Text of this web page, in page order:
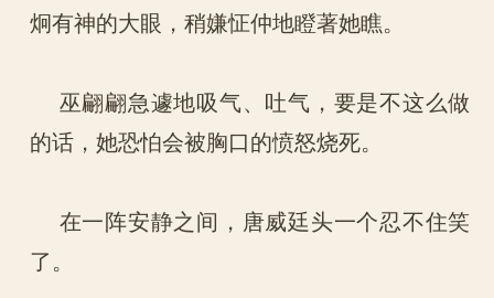
炯有神的大眼，稍嫌怔仲地瞪著她瞧。
巫翩翩急遽地吸气、吐气，要是不这么做
的话，她恐怕会被胸口的愤怒烧死。
在一阵安静之间，唐威廷头一个忍不住笑
了。